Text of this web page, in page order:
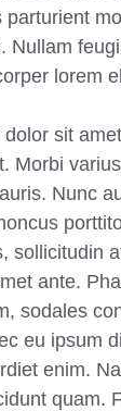
parturient
Nullam
lorem
sit
Morbi
Nunc
sollicitudin
ante.
sodales
eu ipsum
enim.
quam.